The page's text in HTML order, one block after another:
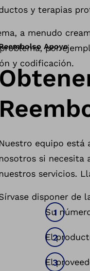
y terapias
a menudo
por
y codificación.
Apoyo
Nuestro equipo está
si necesita
servicios.
disponer de
Su
El
El